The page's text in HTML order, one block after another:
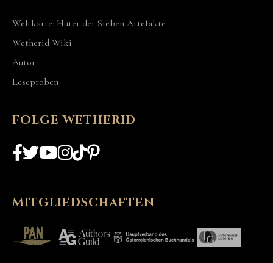
Weltkarte: Hüter der Sieben Artefakte
Wetherid Wiki
Autor
Leseproben
FOLGE WETHERID
MITGLIEDSCHAFTEN